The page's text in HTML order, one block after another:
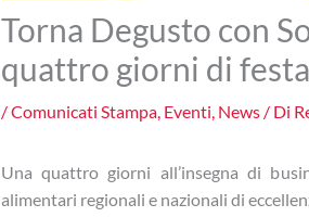
Torna Degusto con
quattro giorni di
/Comunicati Stampa, Eventi, News/ Di
Una quattro giorni all’insegna di
alimentari regionali e nazionali di